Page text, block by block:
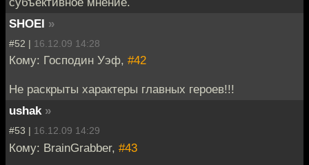
SHOEI »
#52 | 16.12.09 14:28
Кому: Господин Уэф, #42
Не раскрыты характеры главных героев!!!
ushak »
#53 | 16.12.09 14:29
Кому: BrainGrabber, #43